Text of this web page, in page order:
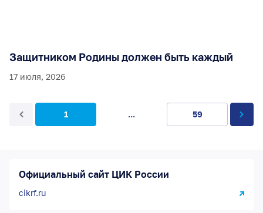
Защитником Родины должен быть каждый
17 июля, 2026
1 ... 59
Официальный сайт ЦИК России
cikrf.ru